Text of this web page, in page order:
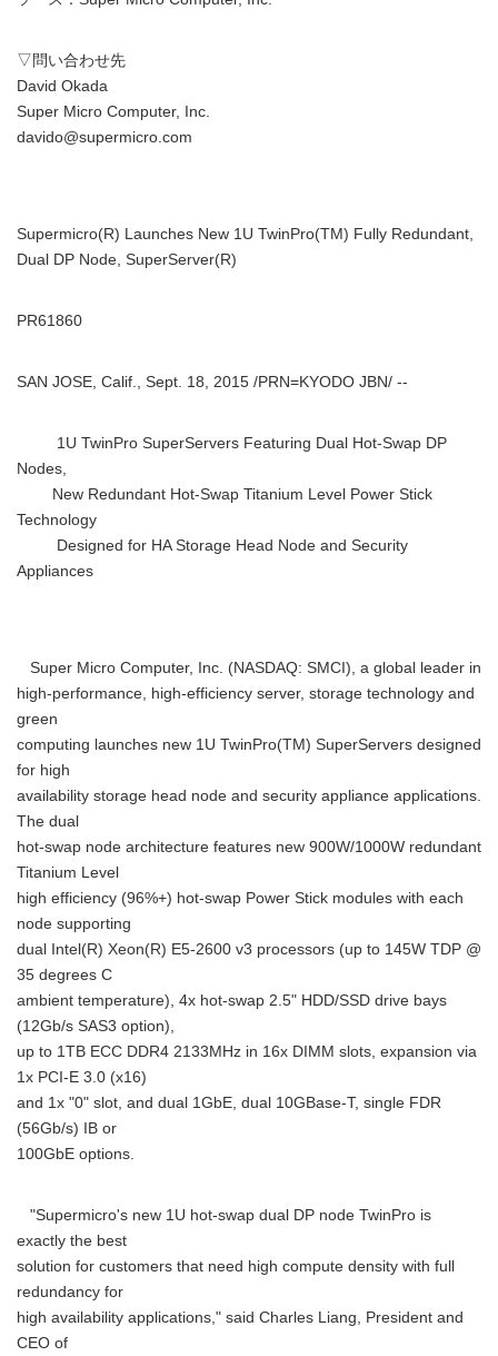
▽問い合わせ先
David Okada
Super Micro Computer, Inc.
davido@supermicro.com
Supermicro(R) Launches New 1U TwinPro(TM) Fully Redundant,
Dual DP Node, SuperServer(R)
PR61860
SAN JOSE, Calif., Sept. 18, 2015 /PRN=KYODO JBN/ --
1U TwinPro SuperServers Featuring Dual Hot-Swap DP
Nodes,
New Redundant Hot-Swap Titanium Level Power Stick
Technology
Designed for HA Storage Head Node and Security
Appliances
Super Micro Computer, Inc. (NASDAQ: SMCI), a global leader in
high-performance, high-efficiency server, storage technology and
green
computing launches new 1U TwinPro(TM) SuperServers designed
for high
availability storage head node and security appliance applications.
The dual
hot-swap node architecture features new 900W/1000W redundant
Titanium Level
high efficiency (96%+) hot-swap Power Stick modules with each
node supporting
dual Intel(R) Xeon(R) E5-2600 v3 processors (up to 145W TDP @
35 degrees C
ambient temperature), 4x hot-swap 2.5" HDD/SSD drive bays
(12Gb/s SAS3 option),
up to 1TB ECC DDR4 2133MHz in 16x DIMM slots, expansion via
1x PCI-E 3.0 (x16)
and 1x "0" slot, and dual 1GbE, dual 10GBase-T, single FDR
(56Gb/s) IB or
100GbE options.
"Supermicro's new 1U hot-swap dual DP node TwinPro is
exactly the best
solution for customers that need high compute density with full
redundancy for
high availability applications," said Charles Liang, President and
CEO of